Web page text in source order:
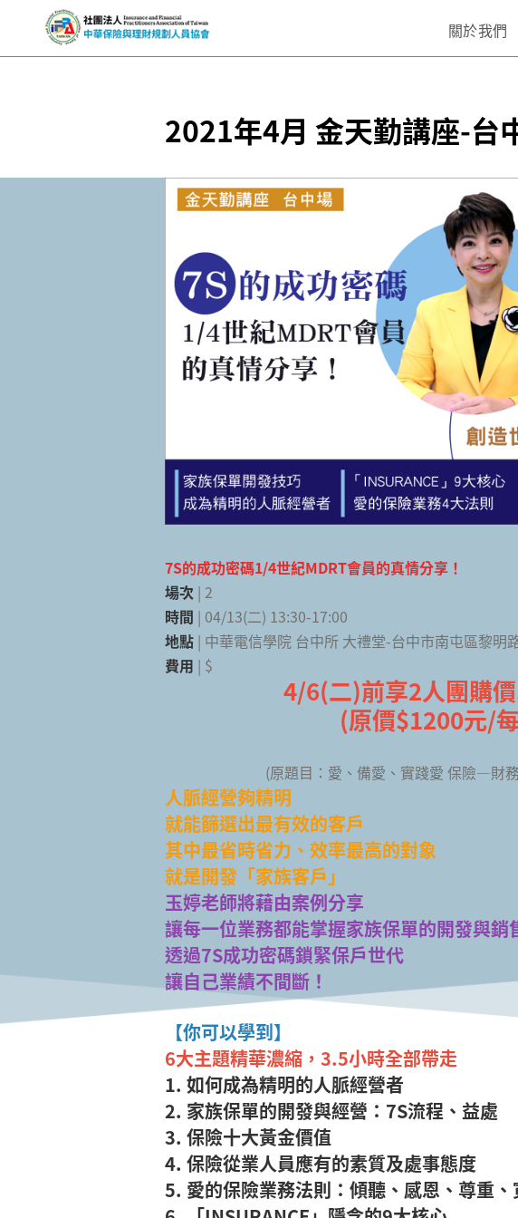
關於我們
2021年4月 金天勤講座-台
7S的成功密碼1/4世紀MDRT會員的真情分享！
場次 | 2
時間 | 04/13(二) 13:30-17:00
地點 | 中華電信學院 台中所 大禮堂-台中市南屯區黎明
費用 | $
4/6(二)前享2人團購
(原價$1200元/
(原題目：愛、備愛、實踐愛 保險—財
人脈經營夠精明
就能篩選出最有效的客戶
其中最省時省力、效率最高的對象
就是開發「家族客戶」
玉婷老師將藉由案例分享
讓每一位業務都能掌握家族保單的開發與銷
透過7S成功密碼鎖緊保戶世代
讓自己業績不間斷！
【你可以學到】
6大主題精華濃縮，3.5小時全部帶走
1. 如何成為精明的人脈經營者
2. 家族保單的開發與經營：7S流程、益處
3. 保險十大黃金價值
4. 保險從業人員應有的素質及處事態度
5. 愛的保險業務法則：傾聽、感恩、尊重、